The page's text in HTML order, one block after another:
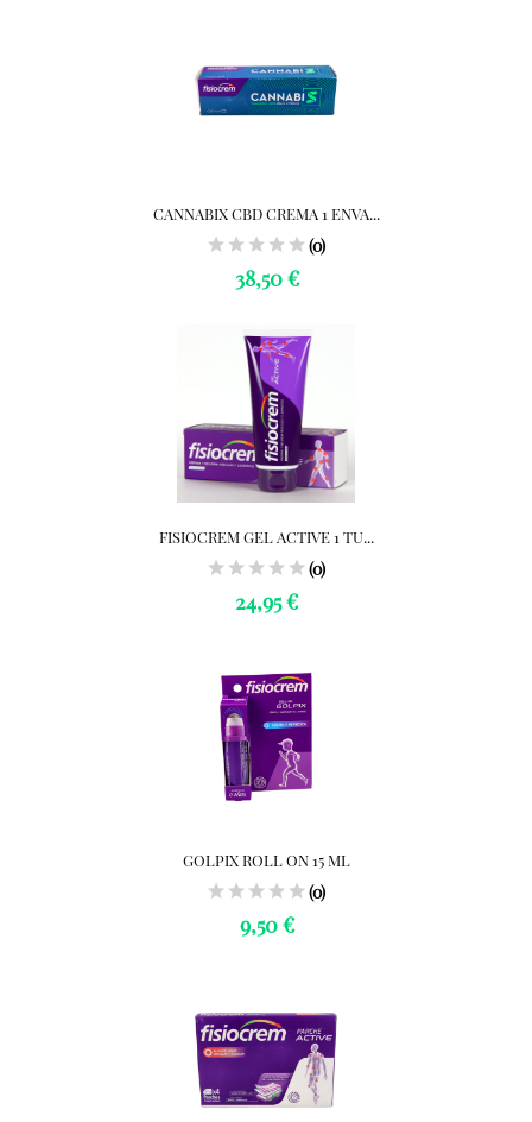
CANNABIX CBD CREMA 1 ENVA...
(0)
38,50 €
FISIOCREM GEL ACTIVE 1 TU...
(0)
24,95 €
GOLPIX ROLL ON 15 ML
(0)
9,50 €